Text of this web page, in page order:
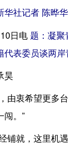
华社记者 陈晔
日电 题：凝聚
表委员谈两岸
昊
衷希望更多台
闯。”
就，这里机遇